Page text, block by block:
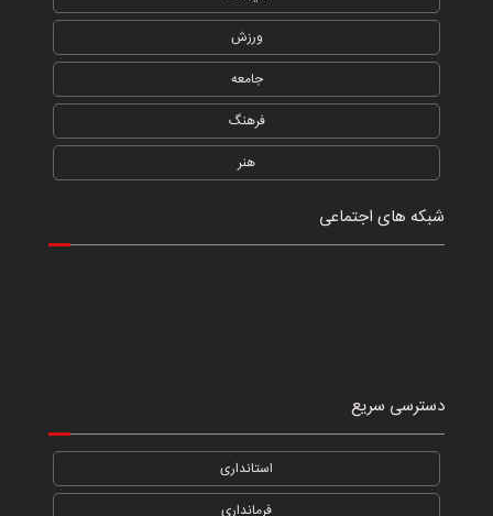
ورزش
جامعه
فرهنگ
هنر
شبکه های اجتماعی
دسترسی سریع
استانداری
فرمانداری